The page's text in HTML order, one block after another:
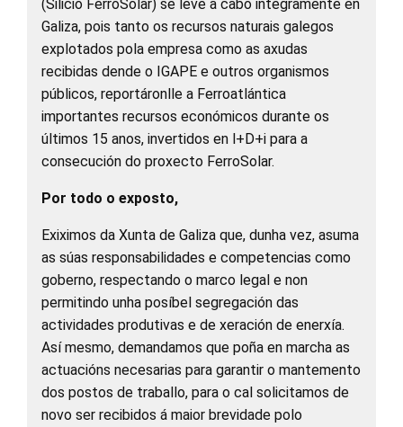
(Silicio FerroSolar) se leve a cabo integramente en
Galiza, pois tanto os recursos naturais galegos
explotados pola empresa como as axudas
recibidas dende o IGAPE e outros organismos
públicos, reportáronlle a Ferroatlántica
importantes recursos económicos durante os
últimos 15 anos, invertidos en l+D+i para a
consecución do proxecto FerroSolar.
Por todo o exposto,
Exiximos da Xunta de Galiza que, dunha vez, asuma
as súas responsabilidades e competencias como
goberno, respectando o marco legal e non
permitindo unha posíbel segregación das
actividades produtivas e de xeración de enerxía.
Así mesmo, demandamos que poña en marcha as
actuacións necesarias para garantir o mantemento
dos postos de traballo, para o cal solicitamos de
novo ser recibidos á maior brevidade polo